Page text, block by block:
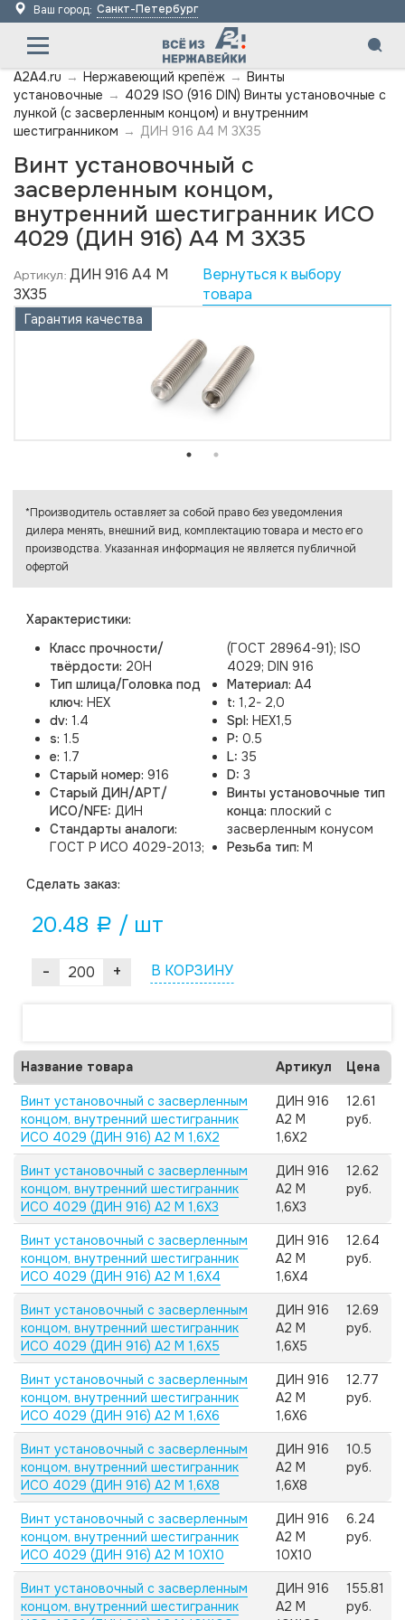
Ваш город: Санкт-Петербург
A2A4.ru → Нержавеющий крепёж → Винты
установочные → 4029 ISO (916 DIN) Винты установочные с
лункой (с засверленным концом) и внутренним
шестигранником → ДИН 916 А4 M 3X35
Винт установочный с
засверленным концом,
внутренний шестигранник ИСО
4029 (ДИН 916) А4 M 3X35
Артикул: ДИН 916 А4 M
3X35
Вернуться к выбору
товара
Гарантия качества
Характеристики:
Класс прочности/
твёрдости: 20H
Тип шлица/Головка под
ключ: HEX
dv: 1.4
s: 1.5
e: 1.7
Старый номер: 916
Старый ДИН/АРТ/
ИСО/NFE: ДИН
Стандарты аналоги:
ГОСТ Р ИСО 4029-2013;
(ГОСТ 28964-91); ISO
4029; DIN 916
Материал: A4
t: 1,2- 2,0
Spl: HEX1,5
P: 0.5
L: 35
D: 3
Винты установочные тип
конца: плоский с
засверленным конусом
Резьба тип: M
Cделать заказ:
20.48 a / шт
- + В КОРЗИНУ
*Производитель оставляет за собой право без уведомления
дилера менять, внешний вид, комплектацию товара и место его
производства. Указанная информация не является публичной
офертой
Название товара Артикул Цена
Винт установочный с засверленным
концом, внутренний шестигранник
ИСО 4029 (ДИН 916) А2 M 1,6X2
ДИН 916
А2 M
1,6X2
12.61
руб.
Винт установочный с засверленным
концом, внутренний шестигранник
ИСО 4029 (ДИН 916) А2 M 1,6X3
ДИН 916
А2 M
1,6X3
12.62
руб.
Винт установочный с засверленным
концом, внутренний шестигранник
ИСО 4029 (ДИН 916) А2 M 1,6X4
ДИН 916
А2 M
1,6X4
12.64
руб.
Винт установочный с засверленным
концом, внутренний шестигранник
ИСО 4029 (ДИН 916) А2 M 1,6X5
ДИН 916
А2 M
1,6X5
12.69
руб.
Винт установочный с засверленным
концом, внутренний шестигранник
ИСО 4029 (ДИН 916) А2 M 1,6X6
ДИН 916
А2 M
1,6X6
12.77
руб.
Винт установочный с засверленным
концом, внутренний шестигранник
ИСО 4029 (ДИН 916) А2 M 1,6X8
ДИН 916
А2 M
1,6X8
10.5
руб.
Винт установочный с засверленным
концом, внутренний шестигранник
ИСО 4029 (ДИН 916) А2 M 10X10
ДИН 916
А2 M
10X10
6.24
руб.
Винт установочный с засверленным
концом, внутренний шестигранник
ДИН 916
А2 M
155.81
руб.